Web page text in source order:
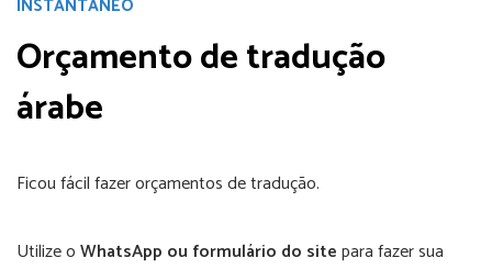
INSTANTÂNEO
Orçamento detradução
árabe
Ficou fácil fazer orçamentos de tradução.
Utilize oWhatsApp ou formulário do sitepara fazer sua